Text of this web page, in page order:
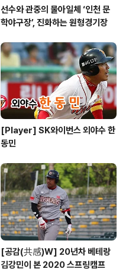
선수와 관중의 물아일체 ‘인천 문
학야구장’, 진화하는 원형경기장
[Player] SK와이번스 외야수 한
동민
[공감(共感)W] 20년차 베테랑
김강민이 본 2020 스프링캠프